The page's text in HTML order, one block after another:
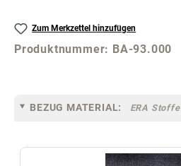
Zum Merkzettel hinzufügen
Produktnummer: BA-93.000
BEZUG MATERIAL: ERA Stoffe